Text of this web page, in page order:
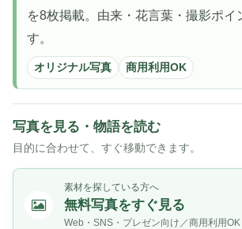
を8枚掲載。由来・花言葉・撮影ポイ
す。
オリジナル写真 商用利用OK
写真を見る・物語を読む
目的に合わせて、すぐ移動できます。
素材を探している方へ
無料写真をすぐ見る
Web・SNS・プレゼン向け／商用利用OK